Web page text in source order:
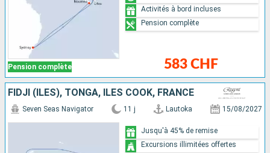
Pension complète 583 CHF
Activités à bord incluses
Pension complète
FIDJI (ÎLES), TONGA, ÎLES COOK, FRANCE
Seven Seas Navigator 11 j Lautoka 15/08/2027
Jusqu'à 45% de remise
Excursions illimitées offertes